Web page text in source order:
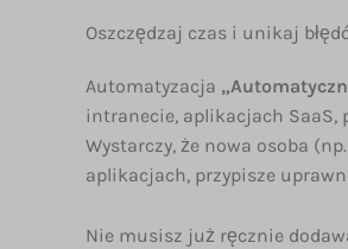
Oszczędzaj czas i unikaj
Automatyzacja
intranecie, aplikacjach SaaS,
Wystarczy, że nowa osoba
aplikacjach, przypisze
Nie musisz już ręcznie